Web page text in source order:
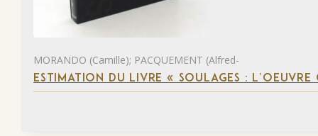
MORANDO (Camille); PACQUEMENT (Alfred-
ESTIMATION DU LIVRE « SOULAGES :